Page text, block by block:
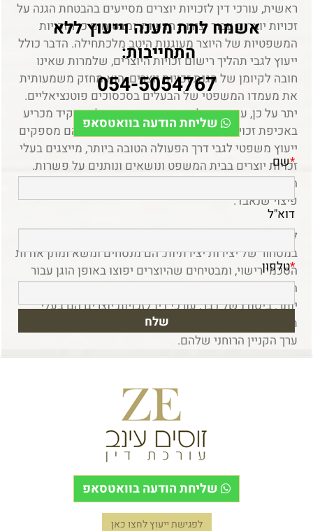
ראשית, עורכי דין לזכויות יוצרים מסייעים בהבטחת הגנה על
זכויות יוצרים עבור יצירות חדשות, ומבטיחים כי הזכויות
המשפטיות של היוצר מעוגנות היטב מלכתחילה. הדבר כולל
ייעוץ לגבי תהליך רישום זכויות היוצרים, שלמרות שאינו
חובה לקיומן של הגנת זכויות יוצרים, הוא מחזק משמעותית
את מעמדו המשפטי של הבעלים בסכסוכים פוטנציאליים.
יתר על כן, עורכי דין לזכויות יוצרים הם בעלי תפקיד מכריע
באכיפת זכויות יוצרים כאשר מתרחשת הפרה. הם מספקים
ייעוץ משפטי לגבי דרך הפעולה הטובה ביותר, מייצגים בעלי
זכויות יוצרים בבית המשפט ונושאים ונותנים על פשרות.
המומחיות שלהם יכולה להיות ההבדל בין פתרון מוצלח לבין
פיצוי שנאבד.
לבסוף, עורכי דין לזכויות יוצרים ממלאים תפקיד חיוני
במסחור של יצירות יצירתיות. הם מנסחים ומשא ומתן אודות
הסכמי רישוי, ומבטיחים שהיוצרים יפוצו באופן הוגן עבור
השימוש בעבודתם ובמקביל יקדמו הפצה וגישה רחבות
יותר. ביסודו של דבר, עורכי דין לזכויות יוצרים הם בעלי
תפקיד מרכזי הן בהגנה על זכויותיהם של יוצרים והן במיצוי
ערך הקניין הרוחני שלהם.
על הקניין הרוחני שלך?
עורך דין לזכויות יוצרים שומר על הקניין הרוחני שלך
ידי מתן מומחיות משפטית בחוק זכויות יוצרים ויישומו על
עבודותיך היצירתיות. הם יכולים לסייע ברישום זכויות
יוצרים, ולהציע שכבת הגנה נוספת ולשמש כרישום פומבי
של זכויותיך. במקרה של הפרה, עורך דין זכויות יוצרים ייצג
אשמח לתת מענה וייעוץ ללא
התחייבות:
054-5054767
שליחת הודעה בוואטסאפ
*שם
דוא"ל
*טלפון
שליחת הודעה בוואטסאפ
לפגישת ייעוץ לחצו כאן